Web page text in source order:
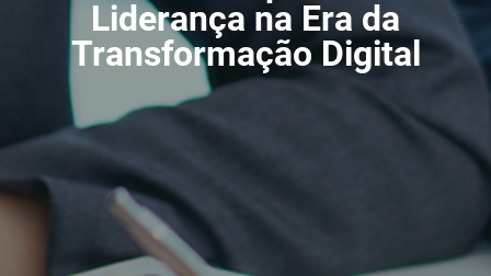
E-BOOK – Competências
Liderança na Era da
Transformação Digital